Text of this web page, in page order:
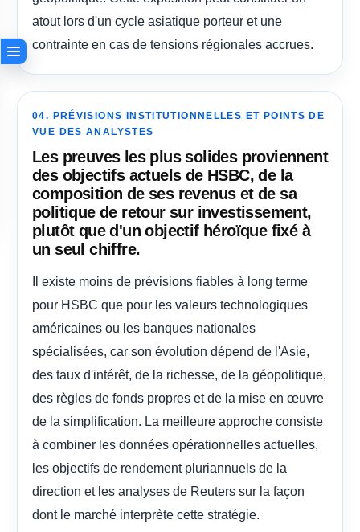
atout lors d'un cycle asiatique porteur et une
contrainte en cas de tensions régionales accrues.
04. PRÉVISIONS INSTITUTIONNELLES ET POINTS DE
VUE DES ANALYSTES
Les preuves les plus solides proviennent
des objectifs actuels de HSBC, de la
composition de ses revenus et de sa
politique de retour sur investissement,
plutôt que d'un objectif héroïque fixé à
un seul chiffre.
Il existe moins de prévisions fiables à long terme
pour HSBC que pour les valeurs technologiques
américaines ou les banques nationales
spécialisées, car son évolution dépend de l'Asie,
des taux d'intérêt, de la richesse, de la géopolitique,
des règles de fonds propres et de la mise en œuvre
de la simplification. La meilleure approche consiste
à combiner les données opérationnelles actuelles,
les objectifs de rendement pluriannuels de la
direction et les analyses de Reuters sur la façon
dont le marché interprète cette stratégie.